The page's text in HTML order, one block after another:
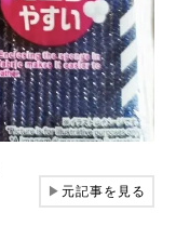
▶元記事を見る